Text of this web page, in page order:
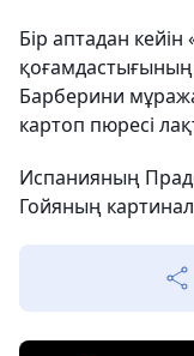
Бір аптадан
қоғамдастығының
Барберини
картоп пюресі
Испанияның
Гойяның